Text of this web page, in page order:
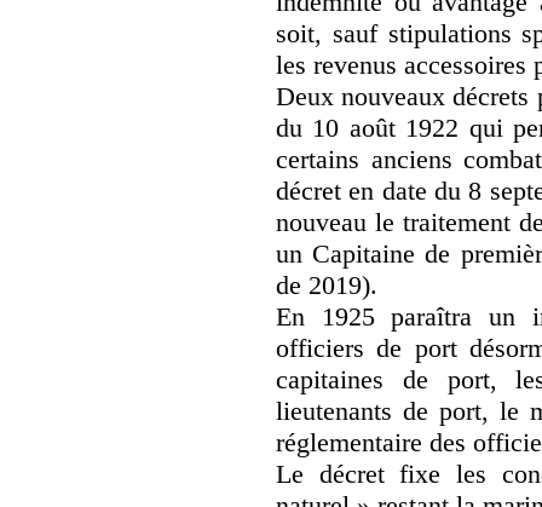
soit, sauf stipulations
les revenus accessoires
Deux nouveaux décrets
du 10 août 1922 qui
certains anciens
décret en date du 8
nouveau le traitement
un Capitaine de
de 2019).
En 1925 paraîtra un
officiers de port
capitaines de port,
lieutenants de port, le
réglementaire des
Le décret fixe les